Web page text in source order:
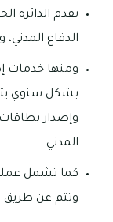
تقدم الدائرة
الدفاع
ومنها خدمات
بشكل سنوي
المدني.
كما تشمل
وتتم عن طريق